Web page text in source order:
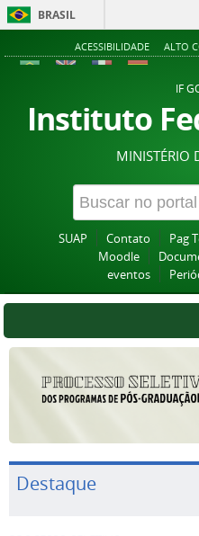
BRASIL
ACESSIBILIDADE ALTO
IF
Instituto
MINISTÉRIO
SUAP Contato Pag
Moodle
eventos
Destaque